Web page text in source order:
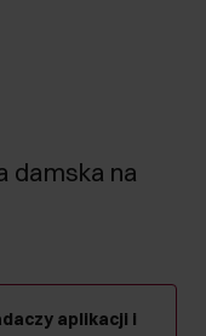
damska na
aplikacji i